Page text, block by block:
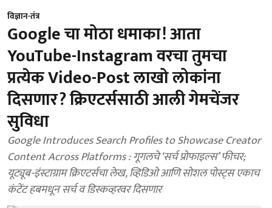
विज्ञान-तंत्र
Google चा मोठा धमाका! आता
YouTube-Instagram वरचा तुमचा
प्रत्येक Video-Post लाखो लोकांना
दिसणार? क्रिएटर्ससाठी आली गेमचेंजर
सुविधा
Google Introduces Search Profiles to Showcase Creator
Content Across Platforms : गूगलचे ‘सर्च प्रोफाइल्स’ फीचर;
यूट्यूब-इंस्टाग्राम क्रिएटर्सचा लेख, व्हिडिओ आणि सोशल पोस्ट्स एकाच
कंटेंट हबमधून सर्च व डिस्कव्हरवर दिसणार